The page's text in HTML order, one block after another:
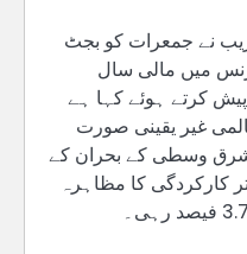
نے جمعرات کو بجٹ
میں مالی سال
پیش کرتے ہوئے کہا ہے
غیر یقینی صورت
وسطی کے بحران کے
کارکردگی کا مظاہرہ